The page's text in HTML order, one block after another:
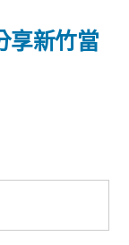
享新竹當